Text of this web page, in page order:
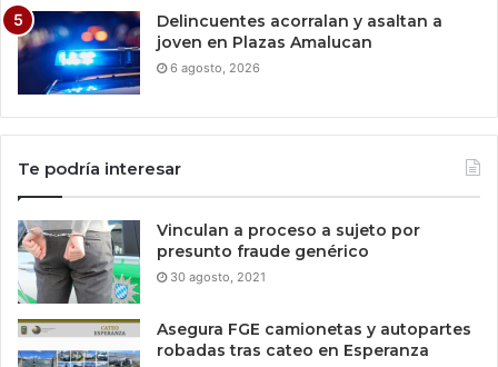
Delincuentes acorralan y asaltan a
joven en Plazas Amalucan
6 agosto, 2026
Te podría interesar
Vinculan a proceso a sujeto por
presunto fraude genérico
30 agosto, 2021
Asegura FGE camionetas y autopartes
robadas tras cateo en Esperanza